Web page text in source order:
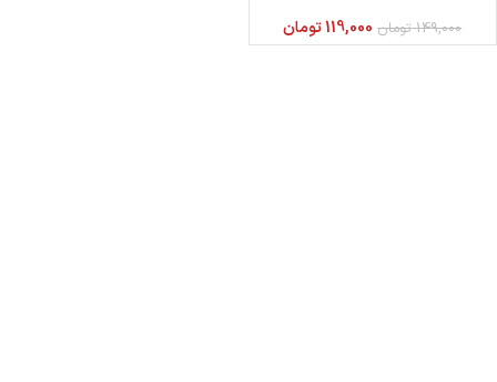
149,000 تومان 119,000تومان